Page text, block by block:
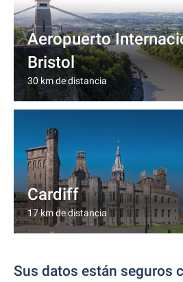
Aeropuerto
Bristol
30 km de distancia
Cardiff
17 km de distancia
Sus datos están seguros